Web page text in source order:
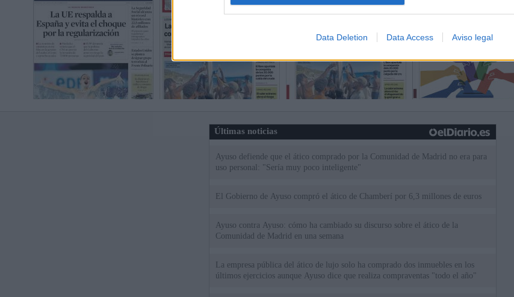
Data Deletion Data Access Aviso legal
Últimas noticias
Ayuso defiende que el ático comprado por la Comunidad de Madrid no era para
uso personal: "Sería muy poco inteligente"
El Gobierno de Ayuso compró el ático de Chamberí por 6,3 millones de euros
Ayuso contra Ayuso: cómo ha cambiado su discurso sobre el ático de la
Comunidad de Madrid en una semana
La empresa pública del ático de lujo solo ha comprado dos inmuebles en los
últimos ejercicios aunque Ayuso dice que realiza compraventas "todo el año"